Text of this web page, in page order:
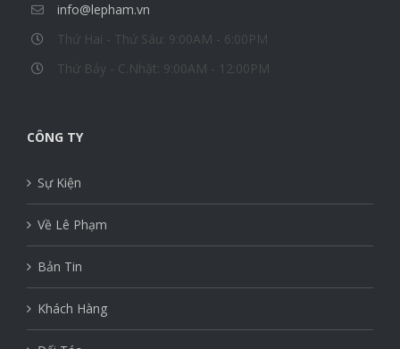
info@lepham.vn
Thứ Hai - Thứ Sáu: 9:00AM - 6:00PM
Thứ Bảy - C.Nhật: 9:00AM - 12:00PM
CÔNG TY
Sự Kiện
Về Lê Phạm
Bản Tin
Khách Hàng